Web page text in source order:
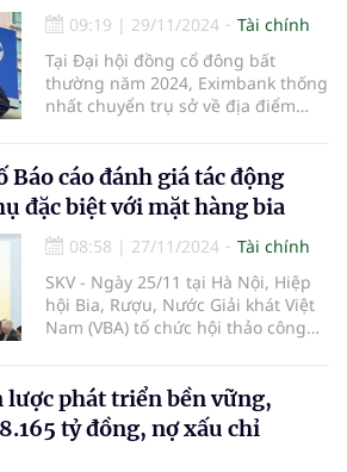
09:19 | 29/11/2024
Tài chính
Tại Đại hội đồng cổ đông bất
thường năm 2024, Eximbank thống
nhất chuyển trụ sở về địa điểm
Nội.
Báo cáo đánh giá tác động
đặc biệt với mặt hàng bia
08:58 | 27/11/2024
Tài chính
SKV - Ngày 25/11 tại Hà Nội, Hiệp
hội Bia, Rượu, Nước Giải khát Việt
Nam (VBA) tổ chức hội thảo công
đối với mặt hàng bia. Báo cáo đưa
ra các phân tích toàn diện về tác
động kinh tế, xã hội, và đề xuất
phát triển bền vững,
tỷ đồng, nợ xấu chỉ